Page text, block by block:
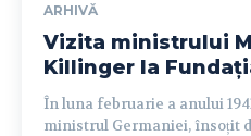
ARHIVĂ
Vizita ministrului
Killinger la
În luna februarie a anului
ministrul Germaniei, însoțit